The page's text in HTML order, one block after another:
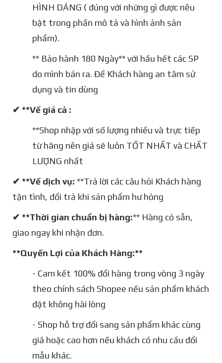
HÌNH DÁNG ( đúng với những gì được nêu
bật trong phần mô tả và hình ảnh sản
phẩm).
** Bảo hành 180 Ngày** với hầu hết các SP
do mình bán ra. Để Khách hàng an tâm sử
dụng và tin dùng
✔ **Về giá cả :
**Shop nhập với số lượng nhiều và trực tiếp
từ hãng nên giá sẽ luôn TỐT NHẤT và CHẤT
LƯỢNG nhất
✔ **Về dịch vụ: **Trả lời các câu hỏi Khách hàng
tận tình, đổi trả khi sản phẩm hư hỏng
✔ **Thời gian chuẩn bị hàng:** Hàng có sẵn,
giao ngay khi nhận đơn.
**Quyền Lợi của Khách Hàng:**
- Cam kết 100% đổi hàng trong vòng 3 ngày
theo chính sách Shopee nếu sản phẩm khách
đặt không hài lòng
- Shop hỗ trợ đổi sang sản phẩm khác cùng
giá hoặc cao hơn nếu khách có nhu cầu đổi
mẫu khác.